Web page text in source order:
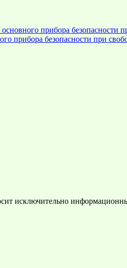
прибора безопасности
прибора безопасности при
исключительно